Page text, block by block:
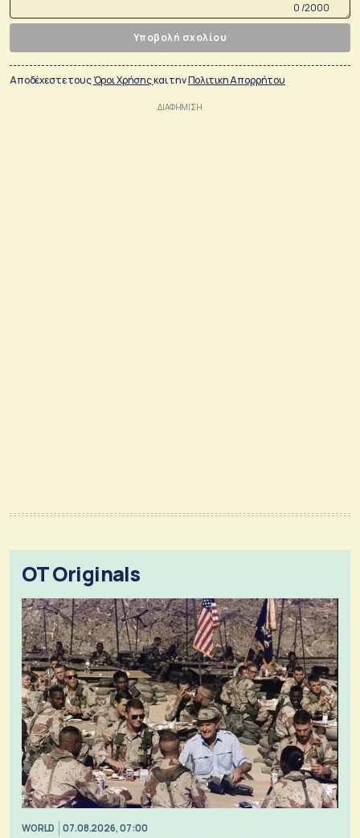
0 /2000
Υποβολή σχολίου
Αποδέχεστε τουςΌροι Χρήσηςκαι τηνΠολιτικη Απορρήτου
OT Originals
WORLD 07.08.2026, 07:00